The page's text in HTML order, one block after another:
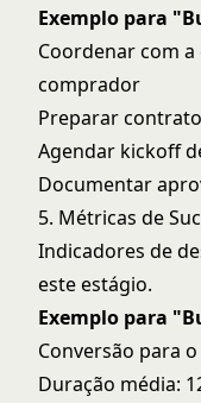
Exemplo para
Coordenar com
comprador
Preparar
Agendar kickoff
Documentar
5. Métricas de
Indicadores de
este estágio.
Exemplo para
Conversão para
Duração média: